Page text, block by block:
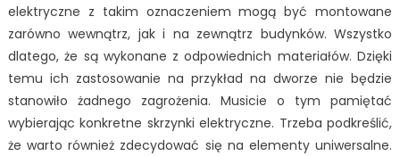
elektryczne z takim oznaczeniem mogą być montowane
zarówno wewnątrz, jak i na zewnątrz budynków. Wszystko
dlatego, że są wykonane z odpowiednich materiałów. Dzięki
temu ich zastosowanie na przykład na dworze nie będzie
stanowiło żadnego zagrożenia. Musicie o tym pamiętać
wybierając konkretne skrzynki elektryczne. Trzeba podkreślić,
że warto również zdecydować się na elementy uniwersalne.